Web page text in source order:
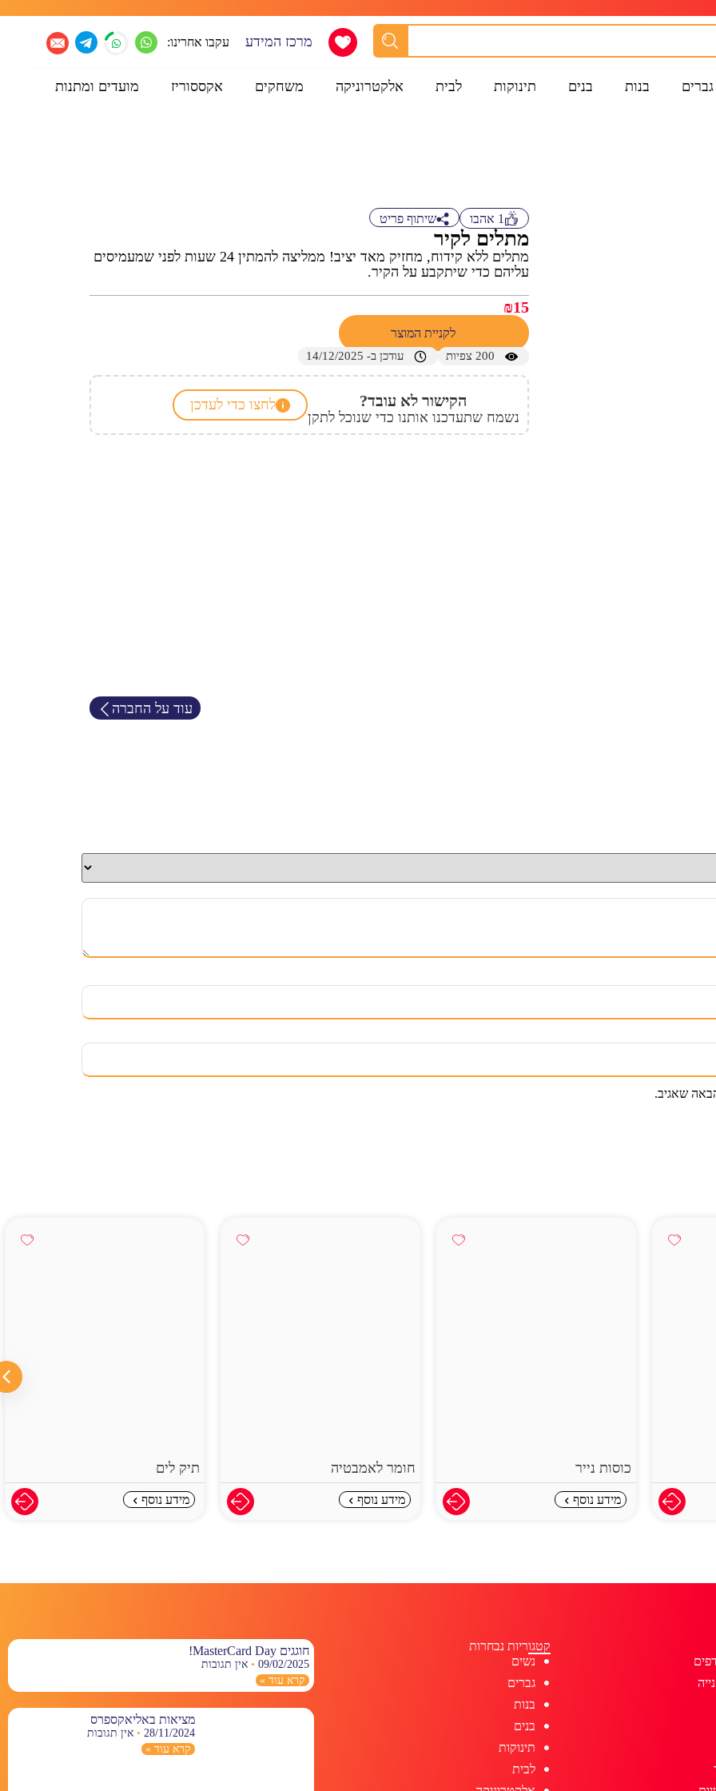
מרכז המידע עקבו אחרינו:
גברים בנות בנים תינוקות לבית אלקטרוניקה משחקים אקססוריז מועדים ומתנות
1 אהבו שיתוף פריט
מתלים לקיר
מתלים ללא קידוח, מחזיק מאד יציב! ממליצה להמתין 24 שעות לפני שמעמיסים
עליהם כדי שיתקבע על הקיר.
₪15
לקניית המוצר
200 צפיות עודכן ב- 14/12/2025
הקישור לא עובד?
נשמח שתעדכנו אותנו כדי שנוכל לתקן
לחצו כדי לעדכן
עוד על החברה
שאגיב.
כוסות נייר
מידע נוסף
חומר לאמבטיה
מידע נוסף
תיק לים
מידע נוסף
קטגוריות נבחרות
נשים
גברים
בנות
בנים
תינוקות
לבית
חוגגים MasterCard Day!
09/02/2025 אין תגובות
קרא עוד »
מציאות באליאקספרס
28/11/2024
אין תגובות
קרא עוד »